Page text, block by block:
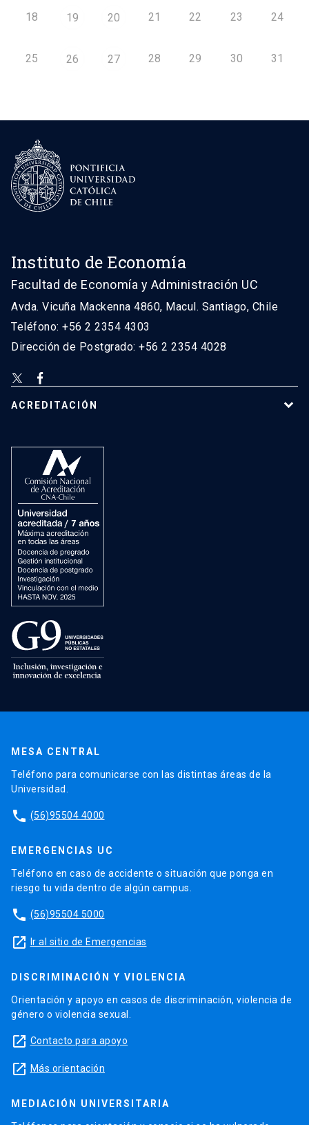
18 19 20 21 22 23 24
25 26 27 28 29 30 31
Instituto de Economía
Facultad de Economía y Administración UC
Avda. Vicuña Mackenna 4860, Macul. Santiago, Chile
Teléfono: +56 2 2354 4303
Dirección de Postgrado: +56 2 2354 4028
ACREDITACIÓN
MESA CENTRAL
Teléfono para comunicarse con las distintas áreas de la
Universidad.
phone (56)95504 4000
EMERGENCIAS UC
Teléfono en caso de accidente o situación que ponga en
riesgo tu vida dentro de algún campus.
phone (56)95504 5000
launch Ir al sitio de Emergencias
DISCRIMINACIÓN Y VIOLENCIA
Orientación y apoyo en casos de discriminación, violencia de
género o violencia sexual.
launch Contacto para apoyo
launch Más orientación
MEDIACIÓN UNIVERSITARIA